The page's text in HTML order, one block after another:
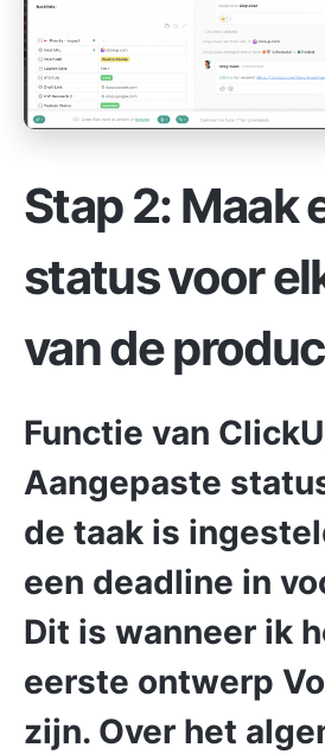
Stap 2: Maak
status voor
van de
Functie van
Aangepaste
de taak is
een deadline in
Dit is wanneer ik
eerste ontwerp
zijn. Over het